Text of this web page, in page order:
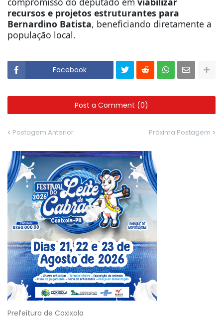
recursos e projetos estruturantes para
Bernardino Batista, beneficiando diretamente a
população local.
Facebook
Post a Comment (0)
Postagem Anterior Próxima Postagem
Prefeitura de Coxixola